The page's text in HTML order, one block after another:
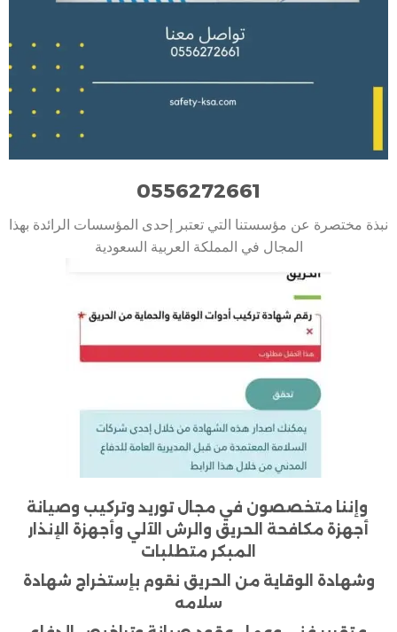
0556272661
نبذة مختصرة عن مؤسستنا التي تعتبر إحدى المؤسسات الرائدة بهذا
المجال في المملكة العربية السعودية
وإننا متخصصون في مجال توريد وتركيب وصيانة
أجهزة مكافحة الحريق والرش الآلي وأجهزة الإنذار
المبكر متطلبات
وشهادة الوقاية من الحريق نقوم بإستخراج شهادة
سلامه